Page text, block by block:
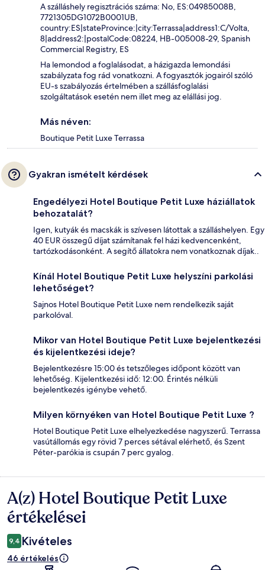
A szálláshely regisztrációs száma: No, ES:04985008B,
7721305DG1072B0001UB,
country:ES|stateProvince:|city:Terrassa|address1:C/Volta,
8|address2:|postalCode:08224, HB-005008-29, Spanish
Commercial Registry, ES
Ha lemondod a foglalásodat, a házigazda lemondási
szabályzata fog rád vonatkozni. A fogyasztók jogairól szóló
EU-s szabályozás értelmében a szállásfoglalási
szolgáltatások esetén nem illet meg az elállási jog.
Más néven:
Boutique Petit Luxe Terrassa
Gyakran ismételt kérdések
Engedélyezi Hotel Boutique Petit Luxe háziállatok
behozatalát?
Igen, kutyák és macskák is szívesen látottak a szálláshelyen. Egy
40 EUR összegű díjat számítanak fel házi kedvencenként,
tartózkodásonként. A segítő állatokra nem vonatkoznak díjak..
Kínál Hotel Boutique Petit Luxe helyszíni parkolási
lehetőséget?
Sajnos Hotel Boutique Petit Luxe nem rendelkezik saját
parkolóval.
Mikor van Hotel Boutique Petit Luxe bejelentkezési
és kijelentkezési ideje?
Bejelentkezésre 15:00 és tetszőleges időpont között van
lehetőség. Kijelentkezési idő: 12:00. Érintés nélküli
bejelentkezés igénybe vehető.
Milyen környéken van Hotel Boutique Petit Luxe ?
Hotel Boutique Petit Luxe elhelyezkedése nagyszerű. Terrassa
vasútállomás egy rövid 7 perces sétával elérhető, és Szent
Péter-parókia is csupán 7 perc gyalog.
Értékelések
A(z) Hotel Boutique Petit Luxe
értékelései
9,4 Kivételes
46 értékelés